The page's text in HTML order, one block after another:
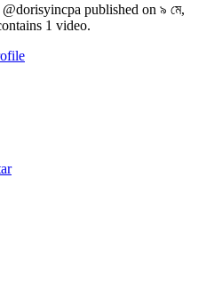
published on ৯ মে,
1 video.